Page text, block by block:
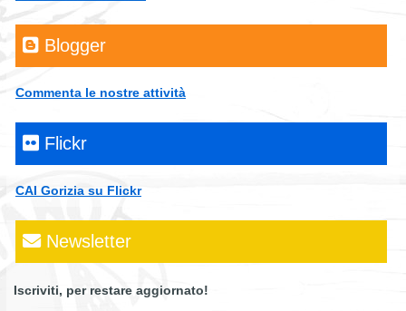
Blogger
Commenta le nostre attività
Flickr
CAI Gorizia su Flickr
Newsletter
Iscriviti, per restare aggiornato!